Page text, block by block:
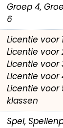
Groep 4,
6
Licentie voor
Licentie voor
Licentie voor
Licentie voor
Licentie
klassen
Spel,